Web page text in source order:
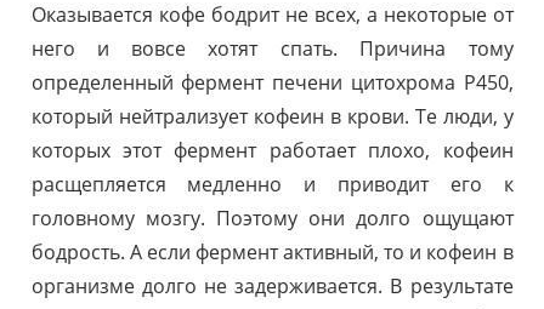
Оказывается кофе бодрит не всех, а некоторые от
него и вовсе хотят спать. Причина тому
определенный фермент печени цитохрома Р450,
который нейтрализует кофеин в крови. Те люди, у
которых этот фермент работает плохо, кофеин
расщепляется медленно и приводит его к
головному мозгу. Поэтому они долго ощущают
бодрость. А если фермент активный, то и кофеин в
организме долго не задерживается. В результате